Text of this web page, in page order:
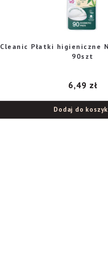
Cleanic Płatki higieniczne
90szt
6,49 zł
Dodaj do